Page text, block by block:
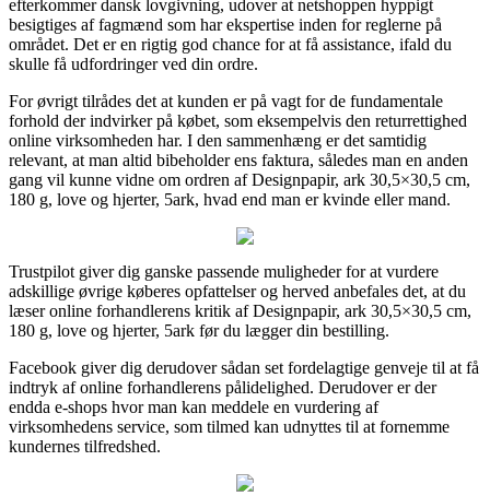
efterkommer dansk lovgivning, udover at netshoppen hyppigt
besigtiges af fagmænd som har ekspertise inden for reglerne på
området. Det er en rigtig god chance for at få assistance, ifald du
skulle få udfordringer ved din ordre.
For øvrigt tilrådes det at kunden er på vagt for de fundamentale
forhold der indvirker på købet, som eksempelvis den returrettighed
online virksomheden har. I den sammenhæng er det samtidig
relevant, at man altid bibeholder ens faktura, således man en anden
gang vil kunne vidne om ordren af Designpapir, ark 30,5×30,5 cm,
180 g, love og hjerter, 5ark, hvad end man er kvinde eller mand.
Trustpilot giver dig ganske passende muligheder for at vurdere
adskillige øvrige køberes opfattelser og herved anbefales det, at du
læser online forhandlerens kritik af Designpapir, ark 30,5×30,5 cm,
180 g, love og hjerter, 5ark før du lægger din bestilling.
Facebook giver dig derudover sådan set fordelagtige genveje til at få
indtryk af online forhandlerens pålidelighed. Derudover er der
endda e-shops hvor man kan meddele en vurdering af
virksomhedens service, som tilmed kan udnyttes til at fornemme
kundernes tilfredshed.